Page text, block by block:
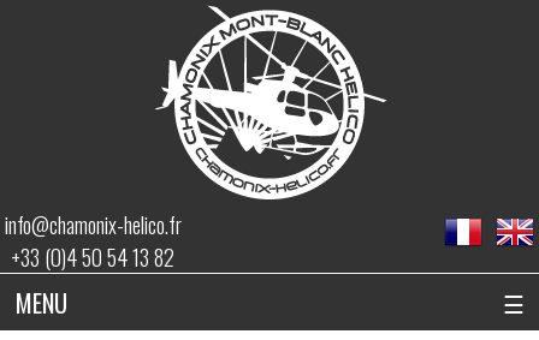
info@chamonix-helico.fr
+33 (0)4 50 54 13 82
MENU ☰